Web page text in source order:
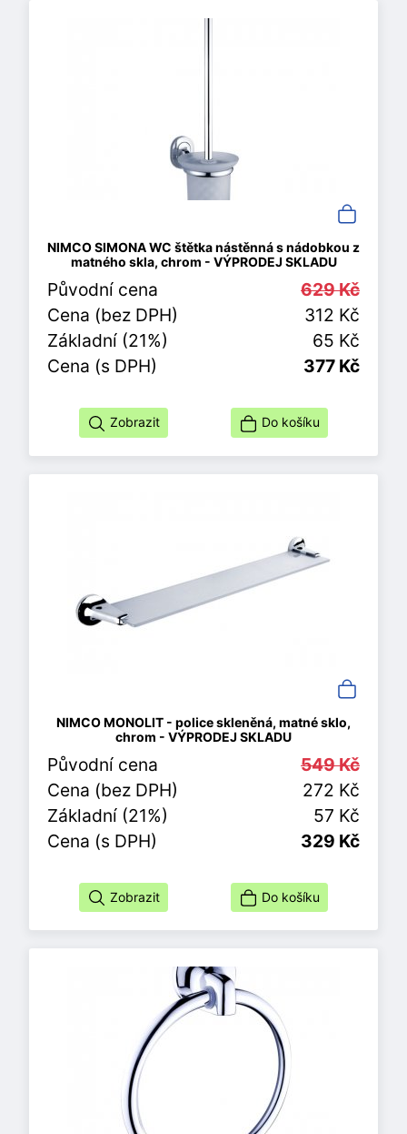
NIMCO SIMONA WC štětka nástěnná s nádobkou z
matného skla, chrom - VÝPRODEJ SKLADU
Původní cena
629 Kč
Cena (bez DPH)
312 Kč
Základní (21%)
65 Kč
Cena (s DPH)
377 Kč
Zobrazit Do košíku
NIMCO MONOLIT - police skleněná, matné sklo,
chrom - VÝPRODEJ SKLADU
Původní cena
549 Kč
Cena (bez DPH)
272 Kč
Základní (21%)
57 Kč
Cena (s DPH)
329 Kč
Zobrazit Do košíku